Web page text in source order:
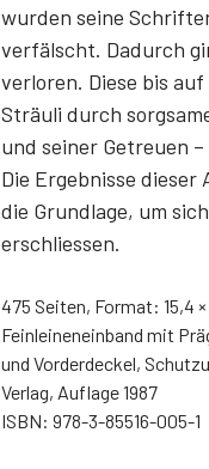
wurden seine
verfälscht. Dadurch
verloren. Diese bis
Sträuli durch
und seiner Getreuen
Die Ergebnisse
die Grundlage, um
erschliessen.
475 Seiten, Format: 15,4 ×
Feinleineneinband mit
und Vorderdeckel,
Verlag, Auflage 1987
ISBN: 978-3-85516-005-1